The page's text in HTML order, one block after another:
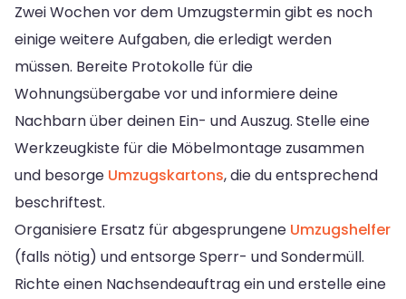
Zwei Wochen vor dem Umzugstermin gibt es noch
einige weitere Aufgaben, die erledigt werden
müssen. Bereite Protokolle für die
Wohnungsübergabe vor und informiere deine
Nachbarn über deinen Ein- und Auszug. Stelle eine
Werkzeugkiste für die Möbelmontage zusammen
und besorge Umzugskartons, die du entsprechend
beschriftest.
Organisiere Ersatz für abgesprungene Umzugshelfer
(falls nötig) und entsorge Sperr- und Sondermüll.
Richte einen Nachsendeauftrag ein und erstelle eine